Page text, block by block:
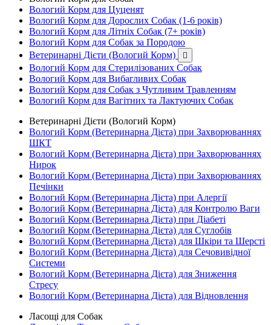
Вологий Корм для Цуценят
Вологий Корм для Дорослих Собак (1-6 років)
Вологий Корм для Літніх Собак (7+ років)
Вологий Корм для Собак за Породою
Ветеринарні Дієти (Вологий Корм)

Вологий Корм для Стерилізованих Собак
Вологий Корм для Вибагливих Собак
Вологий Корм для Собак з Чутливим Травленням
Вологий Корм для Вагітних та Лактуючих Собак
Ветеринарні Дієти (Вологий Корм)
Вологий Корм (Ветеринарна Дієта) при Захворюваннях
ШКТ
Вологий Корм (Ветеринарна Дієта) при Захворюваннях
Нирок
Вологий Корм (Ветеринарна Дієта) при Захворюваннях
Печінки
Вологий Корм (Ветеринарна Дієта) при Алергії
Вологий Корм (Ветеринарна Дієта) для Контролю Ваги
Вологий Корм (Ветеринарна Дієта) при Діабеті
Вологий Корм (Ветеринарна Дієта) для Суглобів
Вологий Корм (Ветеринарна Дієта) для Шкіри та Шерсті
Вологий Корм (Ветеринарна Дієта) для Сечовивідної
Системи
Вологий Корм (Ветеринарна Дієта) для Зниження
Стресу
Вологий Корм (Ветеринарна Дієта) для Відновлення
Ласощі для Собак